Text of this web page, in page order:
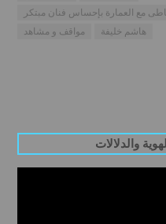
مع العمارة بإحساس فنان مبتكر
مواقف و مشاهد
هاشم خليفة
والدلالات